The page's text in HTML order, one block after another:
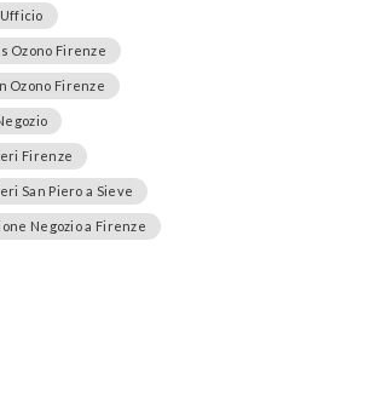
Ozono Firenze
Ozono Firenze
Firenze
San Piero a Sieve
Negozio a Firenze